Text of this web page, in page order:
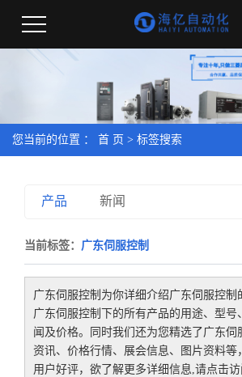
您当前的位置 ： 首 页 > 标签搜索
产品 新闻
当前标签： 广东伺服控制
广东伺服控制 为你详细介绍广东伺服控制
广东伺服控制
下的所有产品的用途、型
闻及价格。同时我们还为您精选了 广东伺
资讯、价格行情、展会信息、图片资料等
用户好评，欲了解更多详细信息,请点击访